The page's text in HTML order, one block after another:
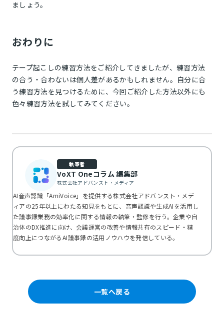
ましょう。
おわりに
テープ起こしの練習方法をご紹介してきましたが、練習方法
の合う・合わないは個人差があるかもしれません。自分に合
う練習方法を見つけるために、今回ご紹介した方法以外にも
色々練習方法を試してみてください。
執筆者
VoXT Oneコラム 編集部
株式会社アドバンスト・メディア
AI音声認識「AmiVoice」を提供する株式会社アドバンスト・メデ
ィアの25年以上にわたる知見をもとに、音声認識や生成AIを活用し
た議事録業務の効率化に関する情報の執筆・監修を行う。企業や自
治体のDX推進に向け、会議運営の改善や情報共有のスピード・精
度向上につながるAI議事録の活用ノウハウを発信している。
一覧へ戻る